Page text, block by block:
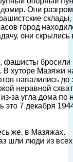
Они
склады,
город
они скрылись
фашисты бросили
В хуторе Мазяжи
навалились до
неравной
за угла дома по
это 7 декабря
же, в Мазяжах.
шли люди из всех